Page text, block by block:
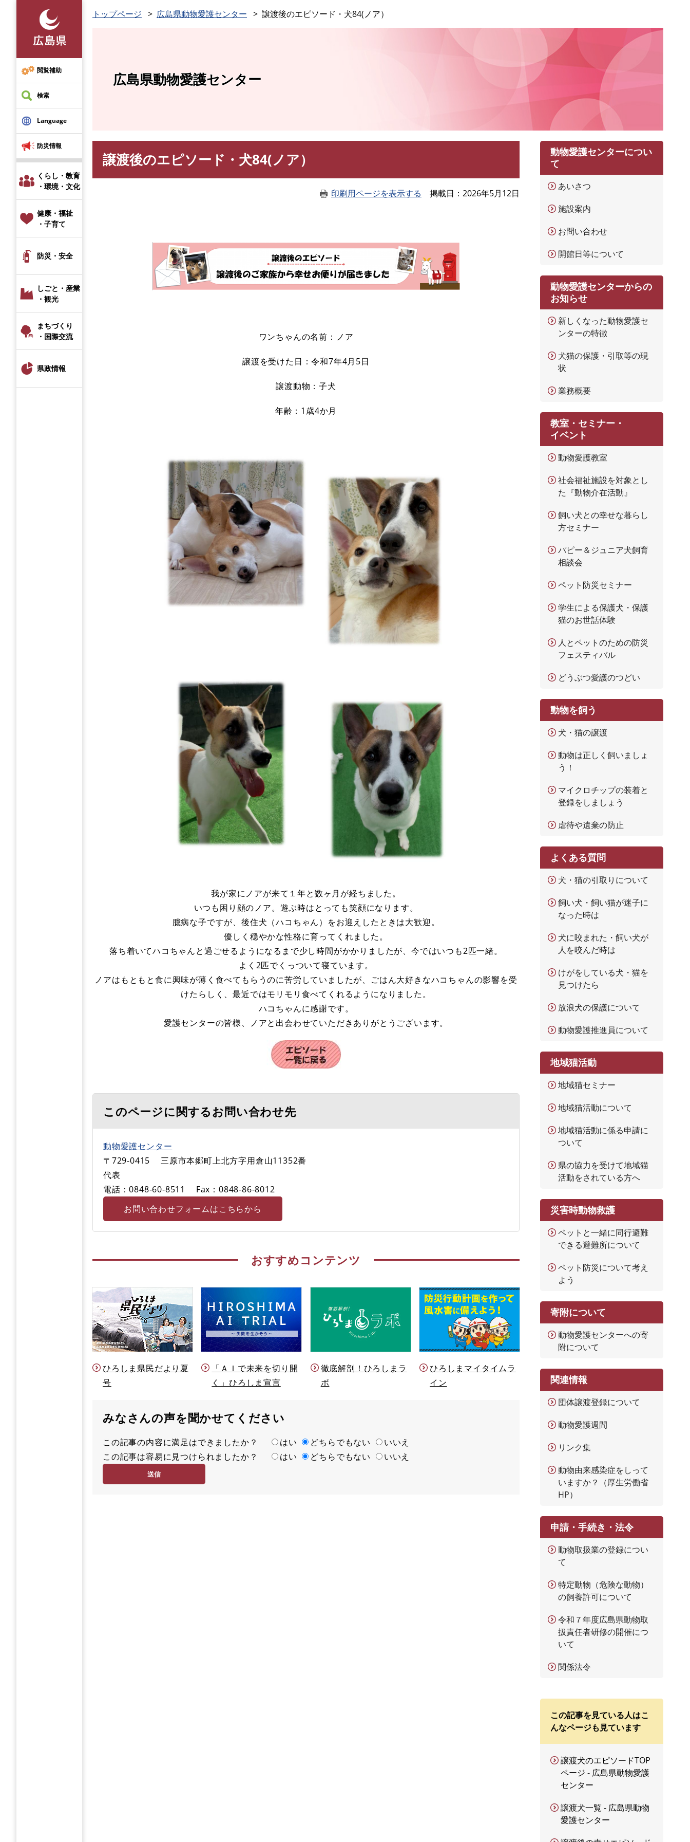
先
頭
で
す
閲覧補助
検索
Language
防災情報
くらし・教育
・環境・文化
健康・福祉
・子育て
防災・安全
しごと・産業
・観光
まちづくり
・国際交流
県政情報
トップページ 広島県動物愛護センター 譲渡後のエピソード・犬84(ノア）
広島県動物愛護センター
譲渡後のエピソード・犬84(ノア）
印刷用ページを表示する 掲載日 2026年5月12日
ワンちゃんの名前：ノア
譲渡を受けた日：令和7年4月5日
譲渡動物：子犬
年齢：1歳4か月
我が家にノアが来て１年と数ヶ月が経ちました。
いつも困り顔のノア。遊ぶ時はとっても笑顔になります。
臆病な子ですが、後住犬（ハコちゃん）をお迎えしたときは大歓迎。
優しく穏やかな性格に育ってくれました。
落ち着いてハコちゃんと過ごせるようになるまで少し時間がかかりましたが、今ではいつも2匹一緒。
よく2匹でくっついて寝ています。
ノアはもともと食に興味が薄く食べてもらうのに苦労していましたが、ごはん大好きなハコちゃんの影響を受
けたらしく、最近ではモリモリ食べてくれるようになりました。
ハコちゃんに感謝です。
愛護センターの皆様、ノアと出会わせていただきありがとうございます。
このページに関するお問い合わせ先
動物愛護センター
〒729-0415
三原市本郷町上北方字用倉山11352番
代表
電話：0848-60-8511
Fax：0848-86-8012
お問い合わせフォームはこちらから
おすすめコンテンツ
ひろしま県民だより夏
号
「ＡＩで未来を切り開
く」ひろしま宣言
徹底解剖！ひろしまラ
ボ
ひろしまマイタイムラ
イン
みなさんの声を聞かせてください
満
足
この記事の内容に満足はできましたか？ はい どちらでもない
いいえ
容
度
この記事は容易に見つけられましたか？ はい どちらでもない いいえ
動物愛護センターについ
て
あいさつ
施設案内
お問い合わせ
開館日等について
動物愛護センターからの
お知らせ
新しくなった動物愛護セ
ンターの特徴
犬猫の保護・引取等の現
状
業務概要
教室・セミナー・
イベント
動物愛護教室
社会福祉施設を対象とし
た『動物介在活動』
飼い犬との幸せな暮らし
方セミナー
パピー＆ジュニア犬飼育
相談会
ペット防災セミナー
学生による保護犬・保護
猫のお世話体験
人とペットのための防災
フェスティバル
どうぶつ愛護のつどい
動物を飼う
犬・猫の譲渡
動物は正しく飼いましょ
う！
マイクロチップの装着と
登録をしましょう
虐待や遺棄の防止
よくある質問
犬・猫の引取りについて
飼い犬・飼い猫が迷子に
なった時は
犬に咬まれた・飼い犬が
人を咬んだ時は
けがをしている犬・猫を
見つけたら
放浪犬の保護について
動物愛護推進員について
地域猫活動
地域猫セミナー
地域猫活動について
地域猫活動に係る申請に
ついて
県の協力を受けて地域猫
活動をされている方へ
災害時動物救護
ペットと一緒に同行避難
できる避難所について
ペット防災について考え
よう
寄附について
動物愛護センターへの寄
附について
関連情報
団体譲渡登録について
動物愛護週間
リンク集
動物由来感染症をしって
いますか？（厚生労働省
HP）
申請・手続き・法令
動物取扱業の登録につい
て
特定動物（危険な動物）
の飼養許可について
令和７年度広島県動物取
扱責任者研修の開催につ
いて
関係法令
この記事を見ている人はこ
んなページも見ています
譲渡犬のエピソードTOP
ページ - 広島県動物愛護
センター
譲渡犬一覧 - 広島県動物
愛護センター